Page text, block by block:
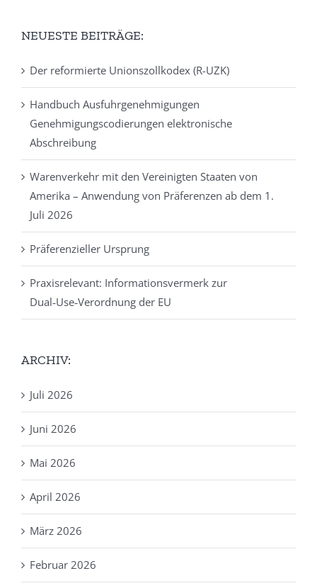
NEUESTE BEITRÄGE:
Der reformierte Unionszollkodex (R-UZK)
Handbuch Ausfuhrgenehmigungen
Genehmigungscodierungen elektronische
Abschreibung
Warenverkehr mit den Vereinigten Staaten von
Amerika – Anwendung von Präferenzen ab dem 1.
Juli 2026
Präferenzieller Ursprung
Praxisrelevant: Informationsvermerk zur
Dual‑Use‑Verordnung der EU
ARCHIV:
Juli 2026
Juni 2026
Mai 2026
April 2026
März 2026
Februar 2026